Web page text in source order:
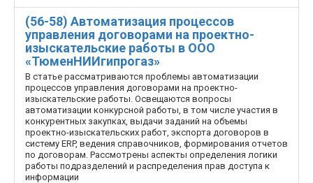
(56-58) Автоматизация процессов
управления договорами на проектно-
изыскательские работы в ООО
«ТюменНИИгипрогаз»
В статье рассматриваются проблемы автоматизации
процессов управления договорами на проектно-
изыскательские работы. Освещаются вопросы
автоматизации конкурсной работы, в том числе участия в
конкурентных закупках, выдачи заданий на объемы
проектно-изыскательских работ, экспорта договоров в
систему ERP, ведения справочников, формирования отчетов
по договорам. Рассмотрены аспекты определения логики
работы подразделений и распределения прав доступа к
информации